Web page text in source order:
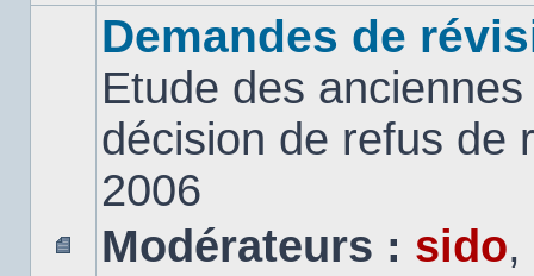
Demandes de
Etude des
décision de refus de
2006
Modérateurs : sido,